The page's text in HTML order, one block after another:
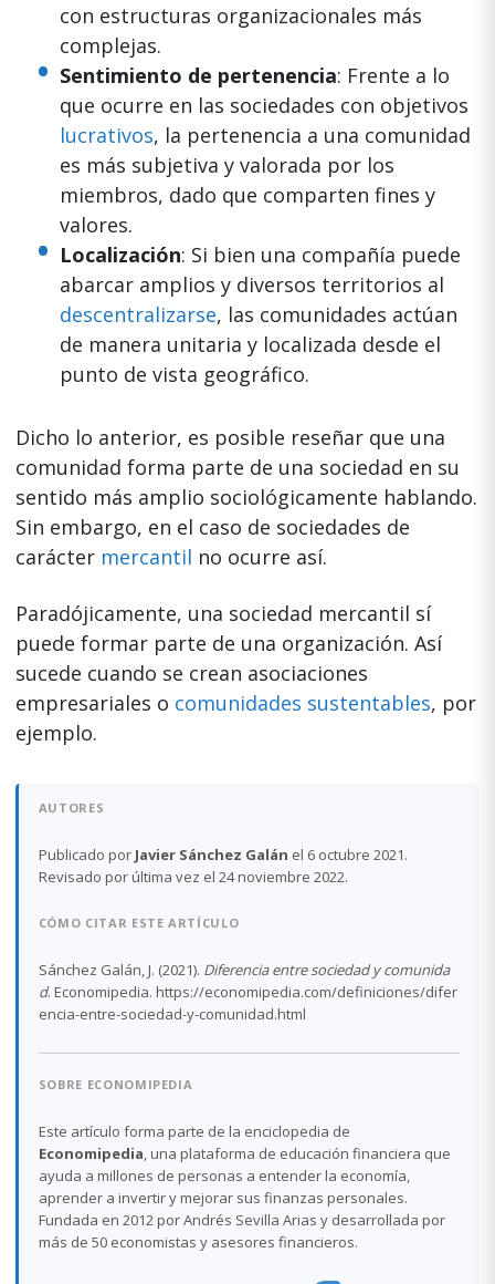
con estructuras organizacionales más
complejas.
Sentimiento de pertenencia: Frente a lo
que ocurre en las sociedades con objetivos
lucrativos, la pertenencia a una comunidad
es más subjetiva y valorada por los
miembros, dado que comparten fines y
valores.
Localización: Si bien una compañía puede
abarcar amplios y diversos territorios al
descentralizarse, las comunidades actúan
de manera unitaria y localizada desde el
punto de vista geográfico.
Dicho lo anterior, es posible reseñar que una
comunidad forma parte de una sociedad en su
sentido más amplio sociológicamente hablando.
Sin embargo, en el caso de sociedades de
carácter mercantil no ocurre así.
Paradójicamente, una sociedad mercantil sí
puede formar parte de una organización. Así
sucede cuando se crean asociaciones
empresariales o comunidades sustentables, por
ejemplo.
AUTORES
Publicado por Javier Sánchez Galán el 6 octubre 2021.
Revisado por última vez el 24 noviembre 2022.
CÓMO CITAR ESTE ARTÍCULO
Sánchez Galán, J. (2021). Diferencia entre sociedad y comunida
d. Economipedia. https://economipedia.com/definiciones/difer
encia-entre-sociedad-y-comunidad.html
SOBRE ECONOMIPEDIA
Este artículo forma parte de la enciclopedia de
Economipedia, una plataforma de educación financiera que
ayuda a millones de personas a entender la economía,
aprender a invertir y mejorar sus finanzas personales.
Fundada en 2012 por Andrés Sevilla Arias y desarrollada por
más de 50 economistas y asesores financieros.